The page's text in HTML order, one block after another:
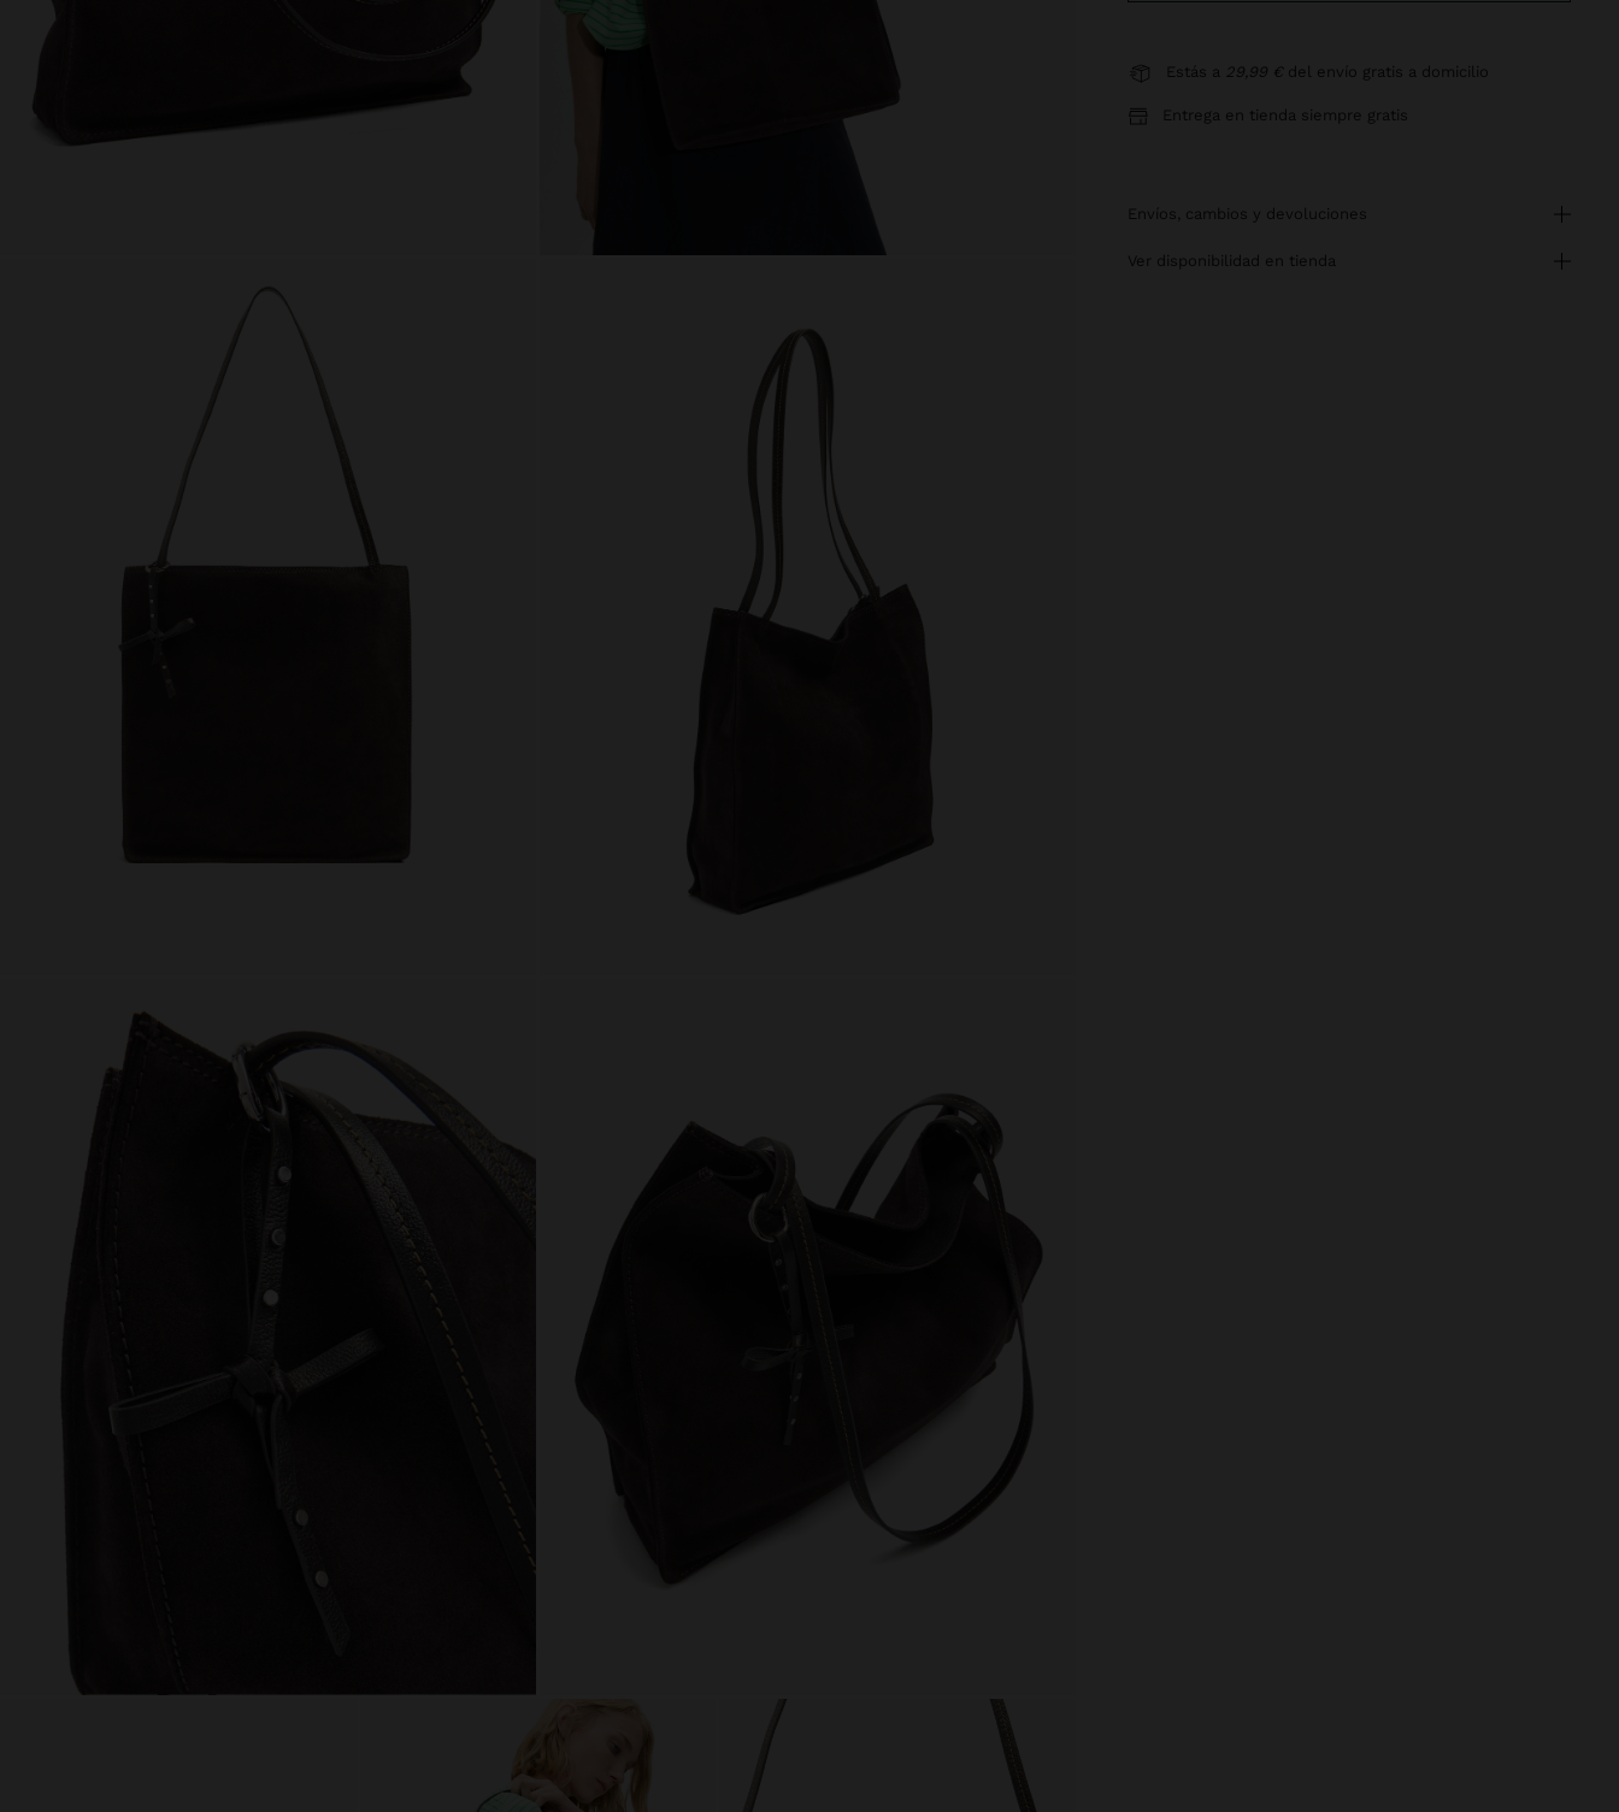
Estás a 29,99 € del envío gratis a domicilio
Entrega en tienda siempre gratis
envíos, cambios y devoluciones
ver disponibilidad en tienda